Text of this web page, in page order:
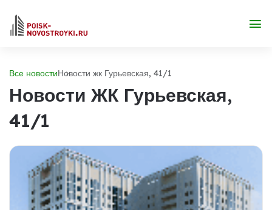
Все новостиНовости жк Гурьевская, 41/1
Новости ЖК Гурьевская,
41/1